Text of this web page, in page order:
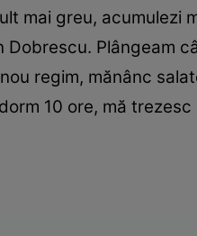
mai greu, acumulezi
Dobrescu. Plângeam
regim, mănânc
10 ore, mă